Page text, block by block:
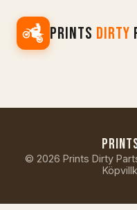
PRINTS DIRTY
© 2026 Prints Dirty